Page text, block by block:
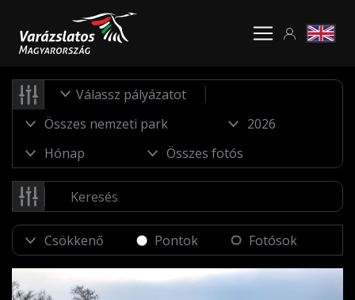
Válassz pályázatot
Pontok Fotósok